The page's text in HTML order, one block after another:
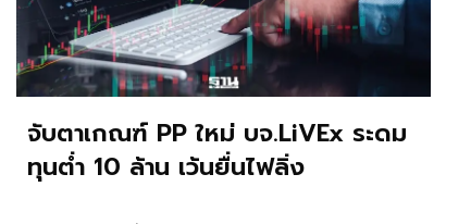
จับตาเกณฑ์ PP ใหม่ บจ.LiVEx ระดม
ทุนต่ำ 10 ล้าน เว้นยื่นไฟลิ่ง